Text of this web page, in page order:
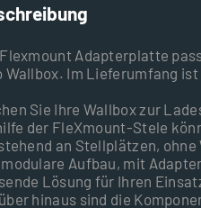
Adapterplatte
Wallbox. Im Lieferumfang
Sie Ihre Wallbox zur
der FleXmount-Stele
an Stellplätzen,
modulare Aufbau, mit
Lösung für Ihren
hinaus sind die